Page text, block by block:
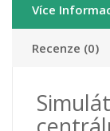
Více
Recenze (0)